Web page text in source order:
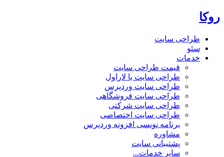
روکا
طراحی سایت
سئو
خدمات
قیمت طراحی سایت
طراحی سایت با لاراول
طراحی سایت وردپرس
طراحی سایت فروشگاهی
طراحی سایت شرکتی
طراحی سایت اختصاصی
برنامه نویسی افزونه وردپرس
مشاوره
پشتیبانی سایت
سایر خدمات...